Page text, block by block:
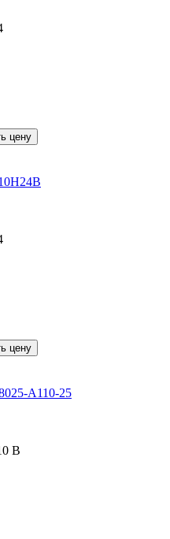
цену
цену
A110-25
В